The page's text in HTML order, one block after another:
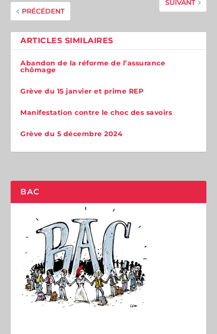
PRÉCÉDENT
SUIVANT
ARTICLES SIMILAIRES
Abandon de la réforme de l’assurance
chômage
Grève du 15 janvier et prime REP
Manifestation contre le choc des savoirs
Grève du 5 décembre 2024
BAC